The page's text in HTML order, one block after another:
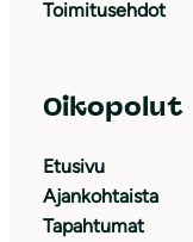
Toimitusehdot
Oikopolut
Etusivu
Ajankohtaista
Tapahtumat